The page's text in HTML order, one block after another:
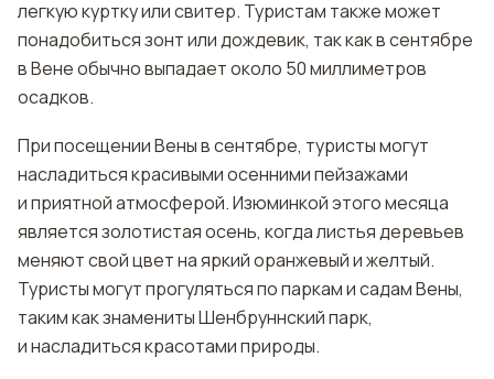
легкую куртку или свитер. Туристам также может
понадобиться зонт или дождевик, так как в сентябре
в Вене обычно выпадает около 50 миллиметров
осадков.
При посещении Вены в сентябре, туристы могут
насладиться красивыми осенними пейзажами
и приятной атмосферой. Изюминкой этого месяца
является золотистая осень, когда листья деревьев
меняют свой цвет на яркий оранжевый и желтый.
Туристы могут прогуляться по паркам и садам Вены,
таким как знамениты Шенбруннский парк,
и насладиться красотами природы.